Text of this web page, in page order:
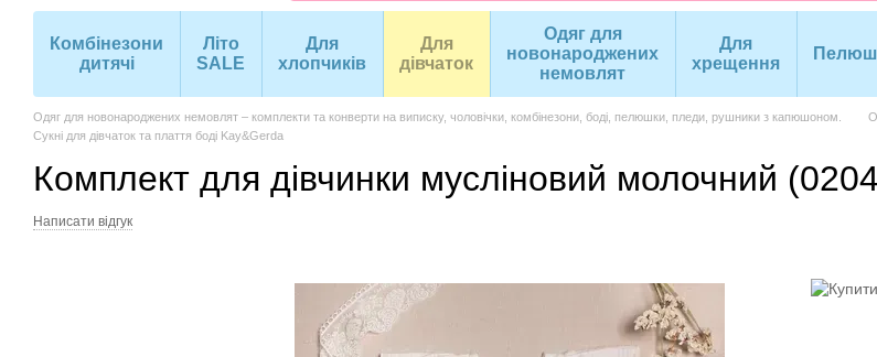
Комбінезони
дитячі
Літо
SALE
Для
хлопчиків
Для
дівчаток
Одяг для
новонароджених
немовлят
Для
хрещення
Одяг для новонароджених немовлят – комплекти та конверти на виписку, чоловічки, комбінезони, боді, пелюшки, пледи, рушники з капюшоном.
Сукні для дівчаток та плаття боді Kay&Gerda
Комплект для дівчинки мусліновий молочний
Написати відгук